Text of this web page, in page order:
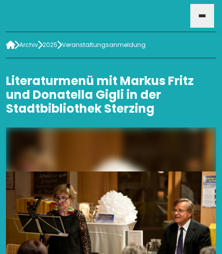
HOME
VERANSTALTUNGEN
Archiv 2025 Veranstaltungsanmeldung
Literaturmenü mit Markus Fritz
und Donatella Gigli in der
Stadtbibliothek Sterzing